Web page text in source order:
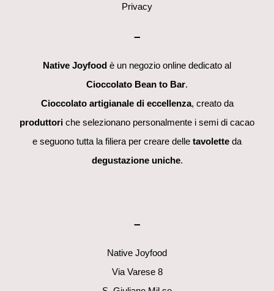
Privacy
–
Native Joyfood è un negozio online dedicato al
Cioccolato Bean to Bar.
Cioccolato artigianale di eccellenza, creato da
produttori che selezionano personalmente i semi di cacao
e seguono tutta la filiera per creare delle tavolette da
degustazione uniche.
–
Native Joyfood
Via Varese 8